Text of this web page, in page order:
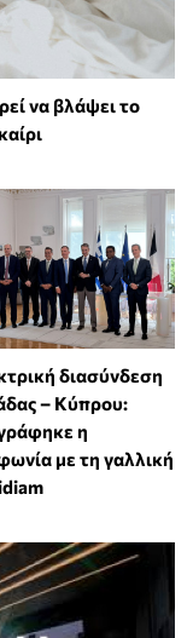
να βλάψει το
διασύνδεση
– Κύπρου:
η
με τη γαλλική